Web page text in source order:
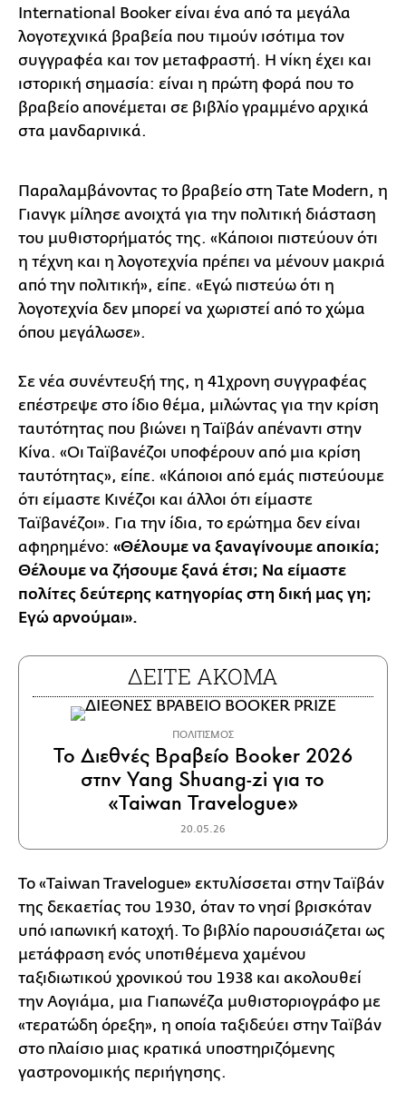
International Booker είναι ένα από τα μεγάλα
λογοτεχνικά βραβεία που τιμούν ισότιμα τον
συγγραφέα και τον μεταφραστή. Η νίκη έχει και
ιστορική σημασία: είναι η πρώτη φορά που το
βραβείο απονέμεται σε βιβλίο γραμμένο αρχικά
στα μανδαρινικά.
Παραλαμβάνοντας το βραβείο στη Tate Modern, η
Γιανγκ μίλησε ανοιχτά για την πολιτική διάσταση
του μυθιστορήματός της. «Κάποιοι πιστεύουν ότι
η τέχνη και η λογοτεχνία πρέπει να μένουν μακριά
από την πολιτική», είπε. «Εγώ πιστεύω ότι η
λογοτεχνία δεν μπορεί να χωριστεί από το χώμα
όπου μεγάλωσε».
Σε νέα συνέντευξή της, η 41χρονη συγγραφέας
επέστρεψε στο ίδιο θέμα, μιλώντας για την κρίση
ταυτότητας που βιώνει η Ταϊβάν απέναντι στην
Κίνα. «Οι Ταϊβανέζοι υποφέρουν από μια κρίση
ταυτότητας», είπε. «Κάποιοι από εμάς πιστεύουμε
ότι είμαστε Κινέζοι και άλλοι ότι είμαστε
Ταϊβανέζοι». Για την ίδια, το ερώτημα δεν είναι
αφηρημένο: «Θέλουμε να ξαναγίνουμε αποικία;
Θέλουμε να ζήσουμε ξανά έτσι; Να είμαστε
πολίτες δεύτερης κατηγορίας στη δική μας γη;
Εγώ αρνούμαι».
ΔΕΙΤΕ ΑΚΟΜΑ
ΠΟΛΙΤΙΣΜΟΣ
Το Διεθνές Βραβείο Booker 2026
στην Yang Shuang-zi για το
«Taiwan Travelogue»
20.05.26
Το «Taiwan Travelogue» εκτυλίσσεται στην Ταϊβάν
της δεκαετίας του 1930, όταν το νησί βρισκόταν
υπό ιαπωνική κατοχή. Το βιβλίο παρουσιάζεται ως
μετάφραση ενός υποτιθέμενα χαμένου
ταξιδιωτικού χρονικού του 1938 και ακολουθεί
την Αογιάμα, μια Γιαπωνέζα μυθιστοριογράφο με
«τερατώδη όρεξη», η οποία ταξιδεύει στην Ταϊβάν
στο πλαίσιο μιας κρατικά υποστηριζόμενης
γαστρονομικής περιήγησης.